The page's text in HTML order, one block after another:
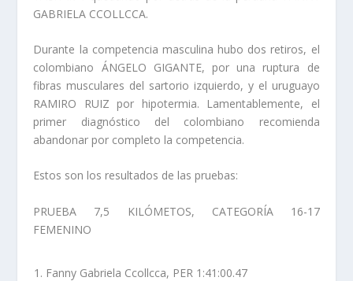
GABRIELA CCOLLCCA.
Durante la competencia masculina hubo dos retiros, el
colombiano ÁNGELO GIGANTE, por una ruptura de
fibras musculares del sartorio izquierdo, y el uruguayo
RAMIRO RUIZ por hipotermia. Lamentablemente, el
primer diagnóstico del colombiano recomienda
abandonar por completo la competencia.
Estos son los resultados de las pruebas:
PRUEBA 7,5 KILÓMETOS, CATEGORÍA 16-17
FEMENINO
Fanny Gabriela Ccollcca, PER 1:41:00.47